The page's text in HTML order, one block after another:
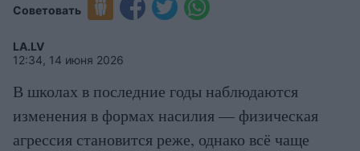
Советовать
LA.LV
12:34, 14 июня 2026
В школах в последние годы наблюдаются
изменения в формах насилия — физическая
агрессия становится реже, однако всё чаще